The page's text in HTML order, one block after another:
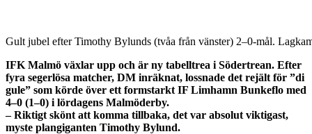
Gult jubel efter Timothy Bylunds (tvåa från vänster) 2–0-mål.
IFK Malmö växlar upp och är ny tabelltrea i Södertrean. Efter
fyra segerlösa matcher, DM inräknat, lossnade det rejält för ”di
gule” som körde över ett formstarkt IF Limhamn Bunkeflo med
4–0 (1–0) i lördagens Malmöderby.
– Riktigt skönt att komma tillbaka, det var absolut viktigast,
myste plangiganten Timothy Bylund.